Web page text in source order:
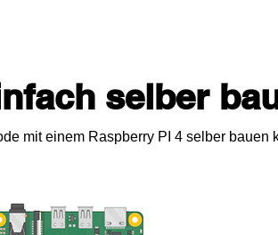
selber
mit einem Raspberry PI 4 selber bauen